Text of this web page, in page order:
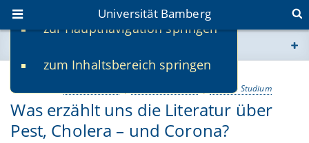
zur Hauptnavigation springen
zum Inhaltsbereich springen
Universität Bamberg
www.uni-bamberg.de
univis.uni-bamberg.de
17.06.2020 Lehre & Studium
Was erzählt uns die Literatur über
Pest, Cholera – und Corona?